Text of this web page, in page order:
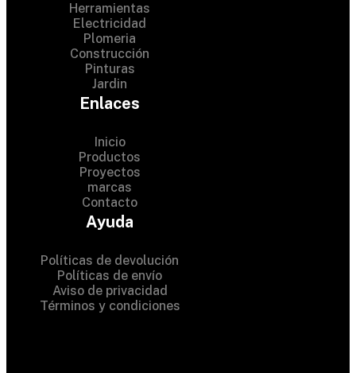
Herramientas
Electricidad
Plomeria
Construcción
Pinturas
Jardin
Enlaces
Inicio
Productos
Proyectos
marcas
Contacto
Ayuda
Políticas de devolución
Políticas de envío
Aviso de privacidad
Términos y condiciones